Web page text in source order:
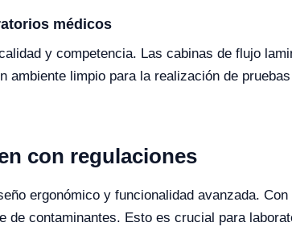
médicos
y competencia. Las cabinas de flujo
limpio para la realización de
con regulaciones
ergonómico y funcionalidad avanzada.
contaminantes. Esto es crucial para